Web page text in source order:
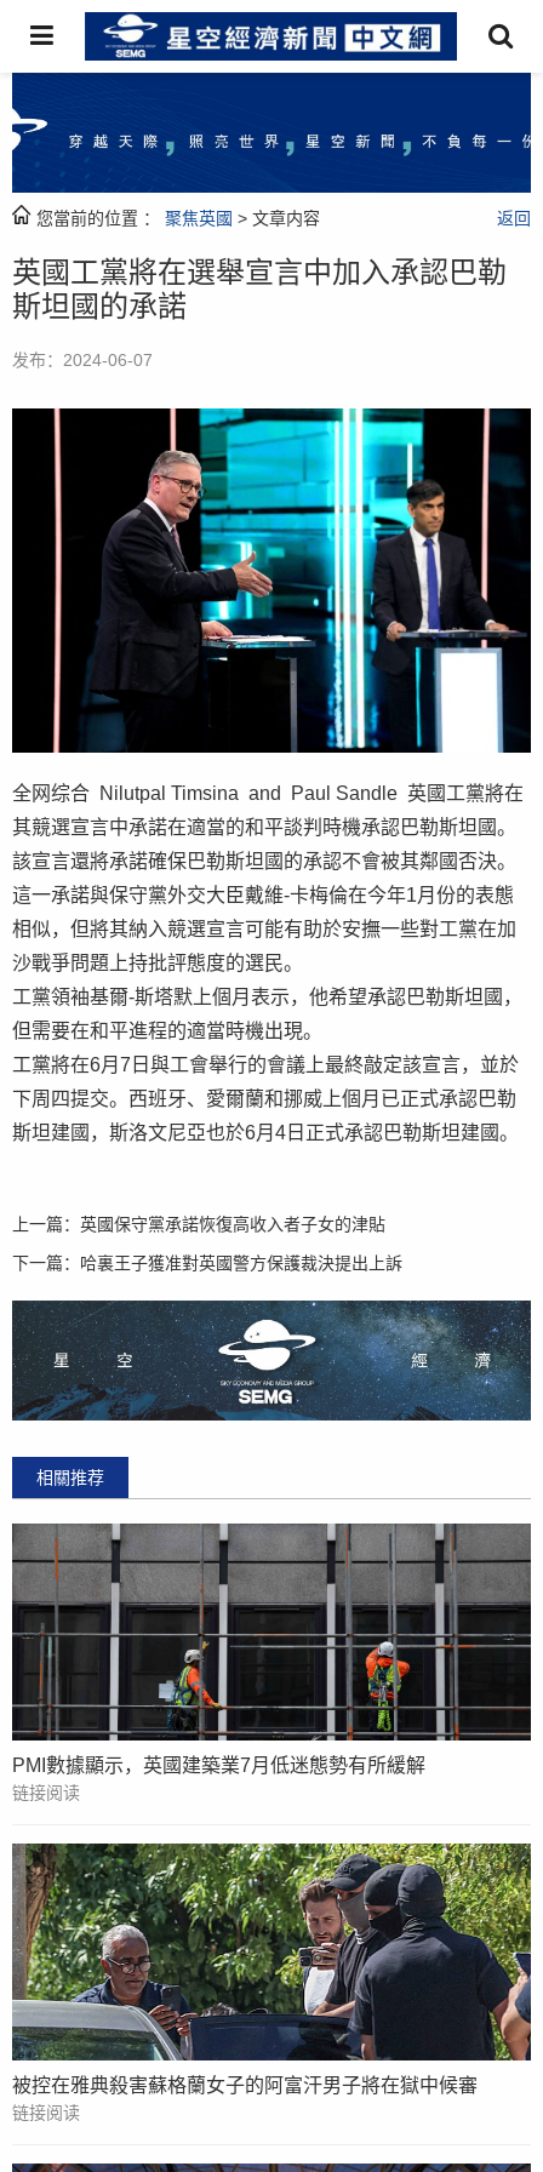
您當前的位置 ： 聚焦英國 > 文章内容 返回
英國工黨將在選舉宣言中加入承認巴勒
斯坦國的承諾
发布：2024-06-07
全网综合 Nilutpal Timsina and Paul Sandle 英國工黨將在
其競選宣言中承諾在適當的和平談判時機承認巴勒斯坦國。
該宣言還將承諾確保巴勒斯坦國的承認不會被其鄰國否決。
這一承諾與保守黨外交大臣戴維-卡梅倫在今年1月份的表態
相似，但將其納入競選宣言可能有助於安撫一些對工黨在加
沙戰爭問題上持批評態度的選民。
工黨領袖基爾-斯塔默上個月表示，他希望承認巴勒斯坦國，
但需要在和平進程的適當時機出現。
工黨將在6月7日與工會舉行的會議上最終敲定該宣言，並於
下周四提交。西班牙、愛爾蘭和挪威上個月已正式承認巴勒
斯坦建國，斯洛文尼亞也於6月4日正式承認巴勒斯坦建國。
上一篇： 英國保守黨承諾恢復高收入者子女的津貼
下一篇： 哈裏王子獲准對英國警方保護裁決提出上訴
相關推荐
PMI數據顯示，英國建築業7月低迷態勢有所緩解
链接阅读
被控在雅典殺害蘇格蘭女子的阿富汗男子將在獄中候審
链接阅读